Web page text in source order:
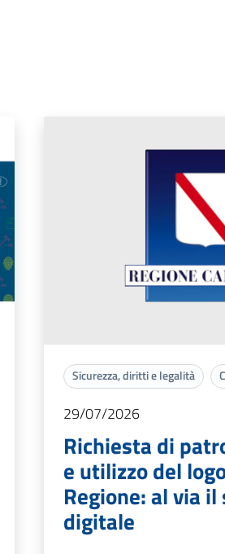
Sicurezza, diritti e legalità
29/07/2026
Richiesta di
e utilizzo del
Regione: al via
digitale